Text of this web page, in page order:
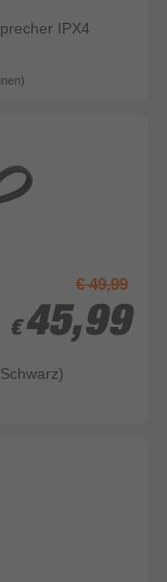
IPX4
€ 49,99
€ 45,99
€ 45,99